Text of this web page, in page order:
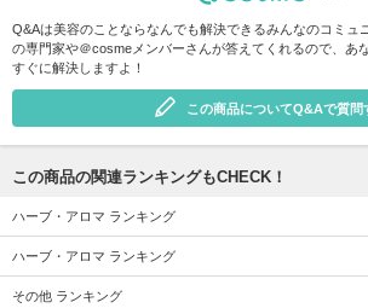
Q&Aは美容のことならなんでも解決できるみんなのコミュ
の専門家や＠cosmeメンバーさんが答えてくれるので、あ
すぐに解決しますよ！
この商品についてQ&Aで質問
この商品の関連ランキングもCHECK！
ハーブ・アロマ ランキング
ハーブ・アロマ ランキング
その他 ランキング